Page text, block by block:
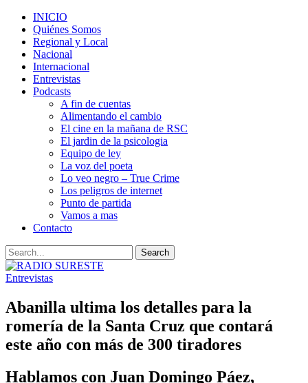
INICIO
Quiénes Somos
Regional y Local
Nacional
Internacional
Entrevistas
Podcasts
A fin de cuentas
Alimentando el cambio
El cine en la mañana de RSC
El jardin de la psicologia
Equipo de ley
La voz del poeta
Lo veo negro – True Crime
Los peligros de internet
Punto de partida
Vamos a mas
Contacto
Entrevistas
Abanilla ultima los detalles para la
romería de la Santa Cruz que contará
este año con más de 300 tiradores
Hablamos con Juan Domingo Páez,